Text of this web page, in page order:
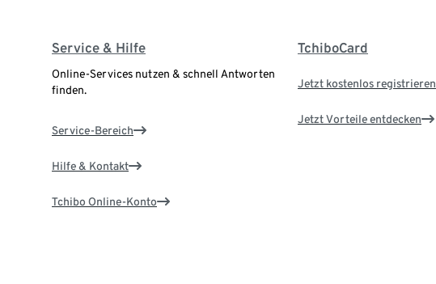
Service & Hilfe
Online-Services nutzen & schnell Antworten
finden.
Service-Bereich
Hilfe & Kontakt
Tchibo Online-Konto
TchiboCard
Jetzt kostenlos registrieren
Jetzt Vorteile entdecken